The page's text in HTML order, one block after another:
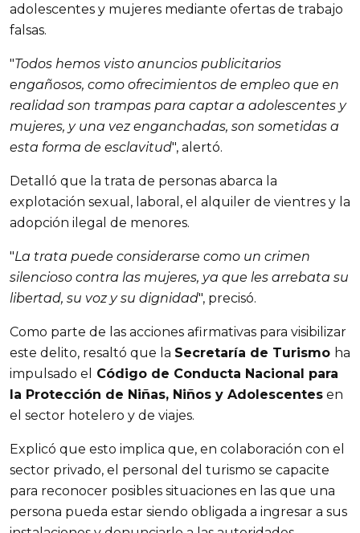
adolescentes y mujeres mediante ofertas de trabajo
falsas.
"Todos hemos visto anuncios publicitarios
engañosos, como ofrecimientos de empleo que en
realidad son trampas para captar a adolescentes y
mujeres, y una vez enganchadas, son sometidas a
esta forma de esclavitud", alertó.
Detalló que la trata de personas abarca la
explotación sexual, laboral, el alquiler de vientres y la
adopción ilegal de menores.
"La trata puede considerarse como un crimen
silencioso contra las mujeres, ya que les arrebata su
libertad, su voz y su dignidad", precisó.
Como parte de las acciones afirmativas para visibilizar
este delito, resaltó que la Secretaría de Turismo ha
impulsado el
Código de Conducta Nacional para
la Protección de Niñas, Niños y Adolescentes en
el sector hotelero y de viajes.
Explicó que esto implica que, en colaboración con el
sector privado, el personal del turismo se capacite
para reconocer posibles situaciones en las que una
persona pueda estar siendo obligada a ingresar a sus